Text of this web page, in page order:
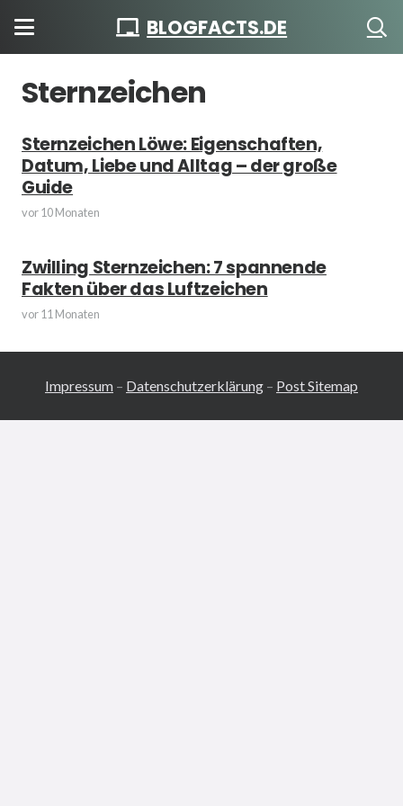
BLOGFACTS.DE
Sternzeichen
Sternzeichen Löwe: Eigenschaften,
Datum, Liebe und Alltag – der große
Guide
vor 10 Monaten
Zwilling Sternzeichen: 7 spannende
Fakten über das Luftzeichen
vor 11 Monaten
Impressum – Datenschutzerklärung – Post Sitemap